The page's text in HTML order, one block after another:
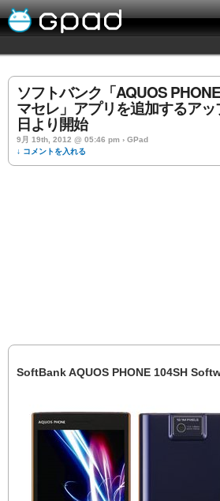
ソフトバンク「AQUOS
マセレ」アプリを追加するア
日より開始
9月 19th, 2012 @ 05:46 pm › GPad
↓ コメントを入れる
SoftBank AQUOS PHONE 104SH